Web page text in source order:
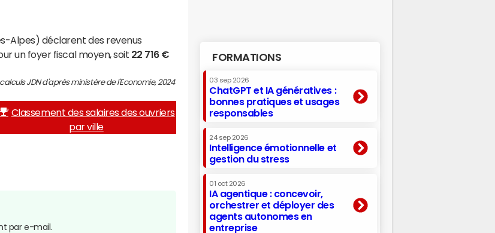
Alpes) déclarent des revenus
un foyer fiscal moyen, soit 22 716 €
JDN d'après ministère de l'Economie, 2024
Classement des salaires des ouvriers
par ville
par e-mail.
FORMATIONS
03 sep 2026
ChatGPT et IA génératives :
bonnes pratiques et usages
responsables
24 sep 2026
Intelligence émotionnelle et
gestion du stress
01 oct 2026
IA agentique : concevoir,
orchestrer et déployer des
agents autonomes en
entreprise